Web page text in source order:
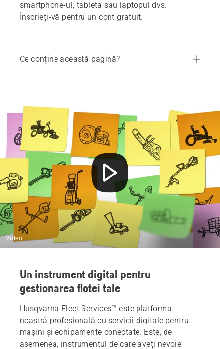
smartphone-ul, tableta sau laptopul dvs.
Înscrieți-vă pentru un cont gratuit.
Ce conține această pagină?
Un instrument digital pentru gestionarea flotei dvs.
Hardware pentru mașini Husqvarna Fleet Services™
Programați o demonstrație
Video
Un instrument digital pentru
gestionarea flotei tale
Husqvarna Fleet Services™ este platforma
noastră profesională cu servicii digitale pentru
mașini și echipamente conectate. Este, de
asemenea, instrumentul de care aveți nevoie